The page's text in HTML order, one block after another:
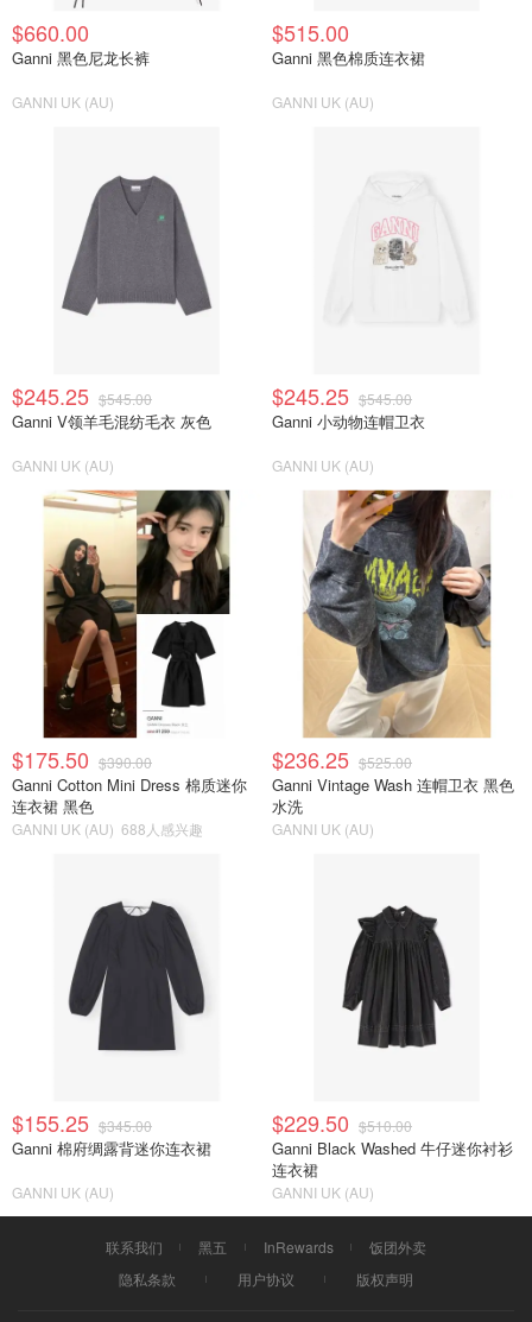
$660.00
Ganni 黑色尼龙长裤
GANNI UK (AU)
$515.00
Ganni 黑色棉质连衣裙
GANNI UK (AU)
$245.25 $545.00
Ganni V领羊毛混纺毛衣 灰色
GANNI UK (AU)
$245.25 $545.00
Ganni 小动物连帽卫衣
GANNI UK (AU)
$175.50 $390.00
Ganni Cotton Mini Dress 棉质迷你
连衣裙 黑色
GANNI UK (AU) 688人感兴趣
$236.25 $525.00
Ganni Vintage Wash 连帽卫衣 黑色
水洗
GANNI UK (AU)
$155.25 $345.00
Ganni 棉府绸露背迷你连衣裙
GANNI UK (AU)
$229.50 $510.00
Ganni Black Washed 牛仔迷你衬衫
连衣裙
GANNI UK (AU)
联系我们 黑五 InRewards
饭团外卖
隐私条款
用户协议 版权声明